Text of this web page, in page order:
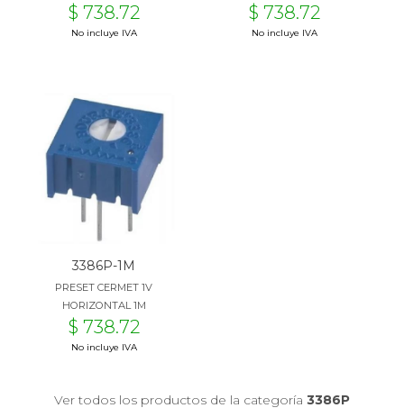
$ 738.72
No incluye IVA
$ 738.72
No incluye IVA
3386P-1M
PRESET CERMET 1V
HORIZONTAL 1M
$ 738.72
No incluye IVA
Ver todos los productos de la categoría 3386P